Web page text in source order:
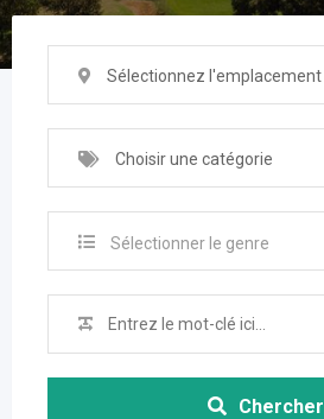
Sélectionnez l'emplacement
Choisir une catégorie
Sélectionner le genre
Chercher